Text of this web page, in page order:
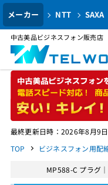
メーカー NTT SAXA
中古美品ビジネスフォン販売店
最終更新日時：2026年8月9
TOP
ビジネスフォン用配
MP588-C プラグ